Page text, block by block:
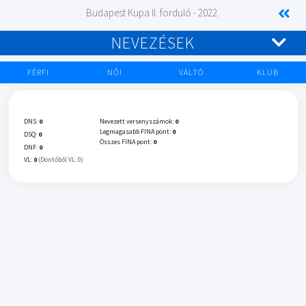
Budapest Kupa II. forduló - 2022.
NEVEZÉSEK
FÉRFI NŐI VÁLTÓ KLUB
DNS: 0
DSQ: 0
DNF: 0
VL: 0 (Döntőből VL: 0)
Nevezett versenyszámok: 0
Legmagasabb FINA pont: 0
Összes FINA pont: 0